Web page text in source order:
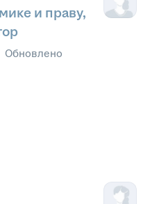
и праву,
Обновлено